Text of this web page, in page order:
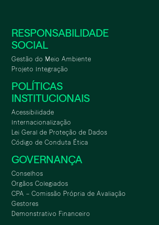
RESPONSABILIDADE
SOCIAL
Gestão do Meio Ambiente
Projeto Integração
POLÍTICAS
INSTITUCIONAIS
Acessibilidade
Internacionalização
Lei Geral de Proteção de Dados
Código de Conduta Ética
GOVERNANÇA
Conselhos
Orgãos Colegiados
CPA – Comissão Própria de Avaliação
Gestores
Demonstrativo Financeiro